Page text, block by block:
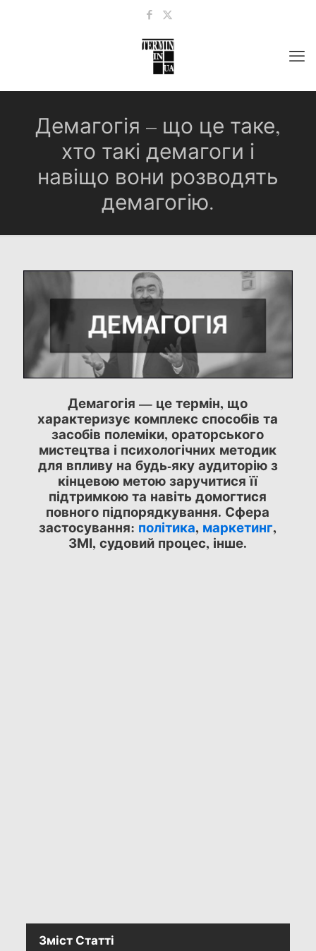
Демагогія – що це таке,
хто такі демагоги і
навіщо вони розводять
демагогію.
Демагогія — це термін, що
характеризує комплекс способів та
засобів полеміки, ораторського
мистецтва і психологічних методик
для впливу на будь-яку аудиторію з
кінцевою метою заручитися її
підтримкою та навіть домогтися
повного підпорядкування. Сфера
застосування: політика, маркетинг,
ЗМІ, судовий процес, інше.
Зміст Статті